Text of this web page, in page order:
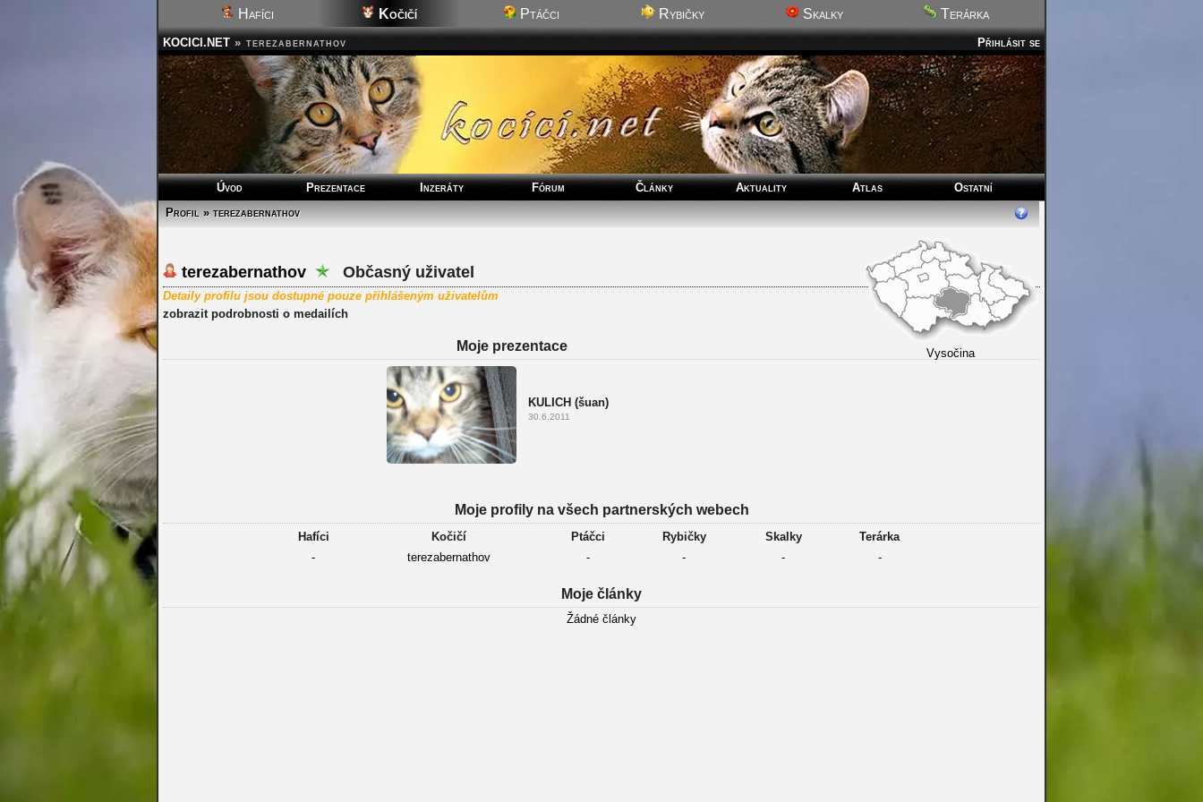
Hafíci Kočičí Ptáčci Rybičky Skalky Terárka
Přihlásit se
KOCICI.NET » terezabernathov
Úvod Prezentace Inzeráty Fórum Články Aktuality Atlas
Ostatní
Profil » terezabernathov
Vysočina
terezabernathov Občasný uživatel
Detaily profilu jsou dostupné pouze přihlášeným uživatelům
zobrazit podrobnosti o medailích
Moje prezentace
KULICH (šuan)
30.6.2011
Moje profily na všech partnerských webech
Hafíci Kočičí Ptáčci Rybičky Skalky
Terárka
-
terezabernathov - - - -
Moje články
Žádné články